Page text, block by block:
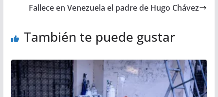
Fallece en Venezuela el padre de Hugo Chávez
También te puede gustar